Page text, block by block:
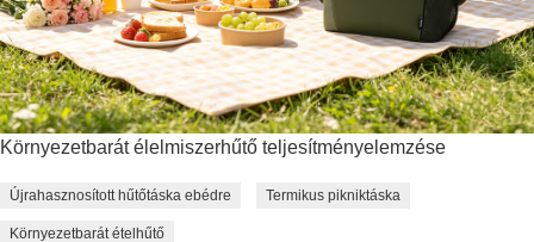
Környezetbarát élelmiszerhűtő teljesítményelemzése
Újrahasznosított hűtőtáska ebédre Termikus pikniktáska
Környezetbarát ételhűtő